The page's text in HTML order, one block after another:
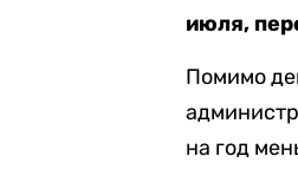
июля,
Помимо
на год